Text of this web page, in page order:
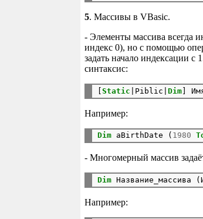
5. Массивы в VBasic.
- Элементы массива всегда
индекс 0), но с помощью
задать начало индексации с
синтаксис:
Static |Piblic| Dim]
Например:
Dim aBirthDate ( 1980
- Многомерный массив
Dim Название_массива
Например: